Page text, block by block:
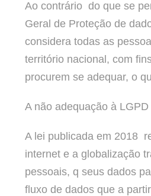
Ao contrário do que se
Geral de Proteção de
considera todas as
território nacional, com
procurem se adequar, o
A não adequação à
A lei publicada em 2018
internet e a globalização
pessoais, q seus dados
fluxo de dados que a